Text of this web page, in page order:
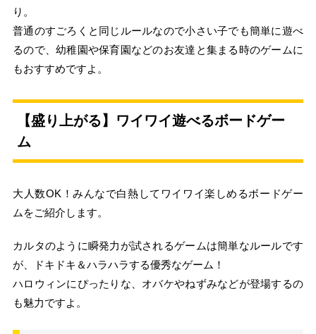
り。
普通のすごろくと同じルールなので小さい子でも簡単に遊べ
るので、幼稚園や保育園などのお友達と集まる時のゲームに
もおすすめですよ。
【盛り上がる】ワイワイ遊べるボードゲー
ム
大人数OK！みんなで白熱してワイワイ楽しめるボードゲー
ムをご紹介します。
カルタのように瞬発力が試されるゲームは簡単なルールです
が、ドキドキ＆ハラハラする優秀なゲーム！
ハロウィンにぴったりな、オバケやねずみなどが登場するの
も魅力ですよ。